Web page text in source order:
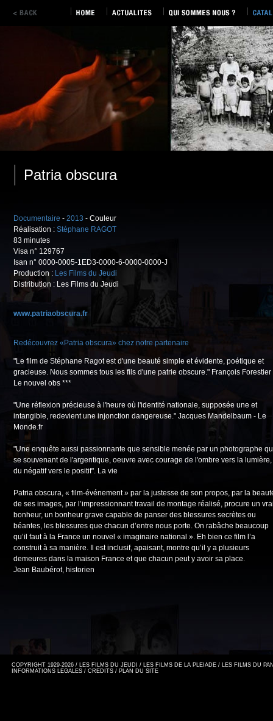
Patria obscura
Documentaire - 2013 - Couleur
Réalisation : Stéphane RAGOT
83 minutes
Visa n° 129767
Isan n° 0000-0005-1ED3-0000-6-0000-0000-J
Production : Les Films du Jeudi
Distribution : Les Films du Jeudi
www.patriaobscura.fr
Redécouvrez «Patria obscura» chez notre partenaire
"Le film de Stéphane Ragot est d'une beauté simple et évidente, poétique et
gracieuse. Nous sommes tous les fils d'une patrie obscure." François Forestier
Le nouvel obs ***
"Une réflexion précieuse à l'heure où l'identité nationale, supposée une et
intangible, redevient une injonction dangereuse." Jacques Mandelbaum - Le
Monde.fr
"Une enquête aussi passionnante que sensible menée par un photographe
se souvenant de l'argentique, oeuvre avec courage de l'ombre vers la lumière,
du négatif vers le positif". La vie
Patria obscura, « film-événement » par la justesse de son propos, par la
de ses images, par l’impressionnant travail de montage réalisé, procure un
bonheur, un bonheur grave capable de panser des blessures secrètes ou
béantes, les blessures que chacun d’entre nous porte. On rabâche beaucoup
qu’il faut à la France un nouvel « imaginaire national ». Eh bien ce film l’a
construit à sa manière. Il est inclusif, apaisant, montre qu’il y a plusieurs
demeures dans la maison France et que chacun peut y avoir sa place.
Jean Baubérot, historien
COPYRIGHT 1929-2026 / LES FILMS DU JEUDI / LES FILMS DE LA PLEIADE / LES FILMS DU
INFORMATIONS LEGALES / CREDITS / PLAN DU SITE